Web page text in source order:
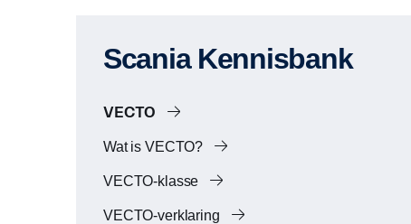
Scania Kennisbank
VECTO
Wat is VECTO?
VECTO-klasse
VECTO-verklaring